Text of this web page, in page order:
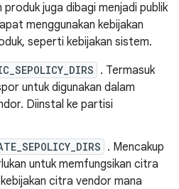
juga dibagi menjadi publik
menggunakan kebijakan
seperti kebijakan sistem.
. Termasuk
untuk digunakan dalam
Diinstal ke partisi
. Mencakup
untuk memfungsikan citra
citra vendor mana